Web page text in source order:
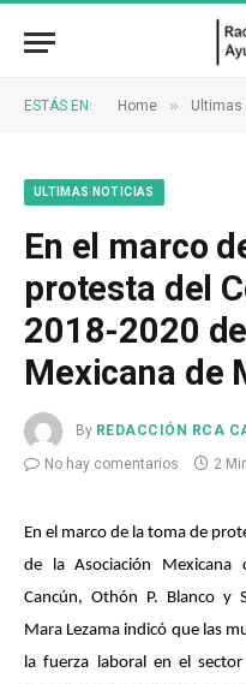
ESTÁS EN: Home » Ultimas
ULTIMAS NOTICIAS
En el marco
protesta del
2018-2020
Mexicana de
By REDACCIÓN RCA
No hay comentarios
2
En el marco de la toma de
de la Asociación Mexicana
Cancún, Othón P. Blanco y
Mara Lezama indicó que las
la fuerza laboral en el